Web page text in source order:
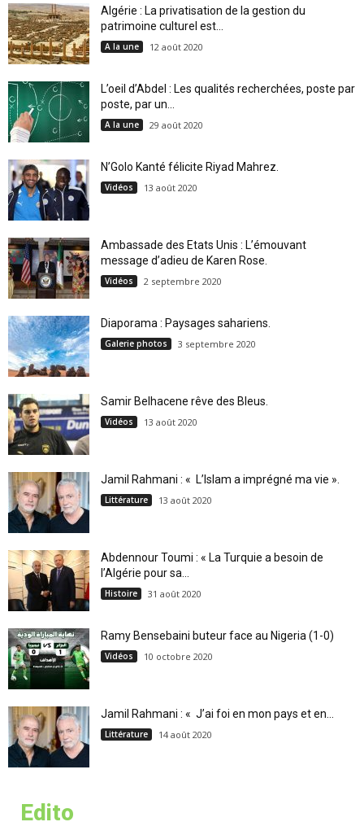
Algérie : La privatisation de la gestion du
patrimoine culturel est...
A la une 12 août 2020
L’oeil d’Abdel : Les qualités recherchées, poste par
poste, par un...
A la une 29 août 2020
N’Golo Kanté félicite Riyad Mahrez.
Vidéos 13 août 2020
Ambassade des Etats Unis : L’émouvant
message d’adieu de Karen Rose.
Vidéos 2 septembre 2020
Diaporama : Paysages sahariens.
Galerie photos 3 septembre 2020
Samir Belhacene rêve des Bleus.
Vidéos 13 août 2020
Jamil Rahmani : « L’Islam a imprégné ma vie ».
Littérature 13 août 2020
Abdennour Toumi : « La Turquie a besoin de
l’Algérie pour sa...
Histoire 31 août 2020
Ramy Bensebaini buteur face au Nigeria (1-0)
Vidéos 10 octobre 2020
Jamil Rahmani : « J’ai foi en mon pays et en...
Littérature 14 août 2020
Edito